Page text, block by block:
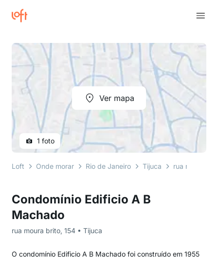
Condomínio Edificio A B
Machado
rua moura brito, 154 • Tijuca
O condomínio Edificio A B Machado foi construído em 1955
Ver mapa
1 foto
Loft Onde morar Rio de Janeiro Tijuca rua moura